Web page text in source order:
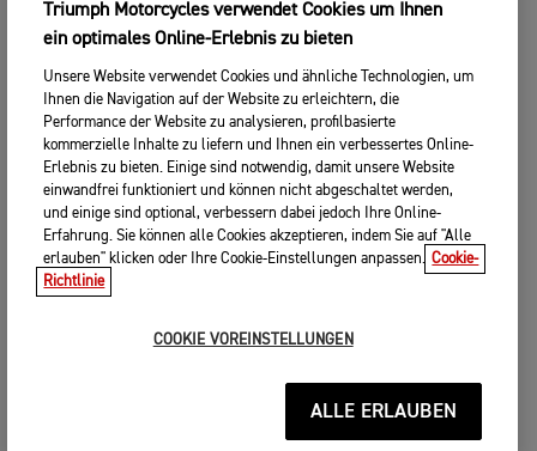
Triumph Motorcycles verwendet Cookies um Ihnen
ein optimales Online-Erlebnis zu bieten
Unsere Website verwendet Cookies und ähnliche Technologien, um
Ihnen die Navigation auf der Website zu erleichtern, die
Performance der Website zu analysieren, profilbasierte
kommerzielle Inhalte zu liefern und Ihnen ein verbessertes Online-
Erlebnis zu bieten. Einige sind notwendig, damit unsere Website
einwandfrei funktioniert und können nicht abgeschaltet werden,
und einige sind optional, verbessern dabei jedoch Ihre Online-
Erfahrung. Sie können alle Cookies akzeptieren, indem Sie auf "Alle
erlauben" klicken oder Ihre Cookie-Einstellungen anpassen. Cookie-
Richtlinie
COOKIE VOREINSTELLUNGEN
ALLE ERLAUBEN